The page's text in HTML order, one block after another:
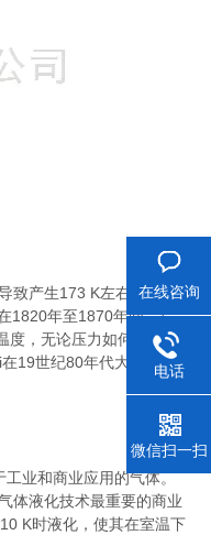
致产生173 K左右的低
1820年至1870年间，后
度，无论压力如何，液态
在19世纪80年代大量液化
工业和商业应用的气体。
体液化技术最重要的商业
K时液化，使其在室温下
在线咨询
电话
微信扫一扫